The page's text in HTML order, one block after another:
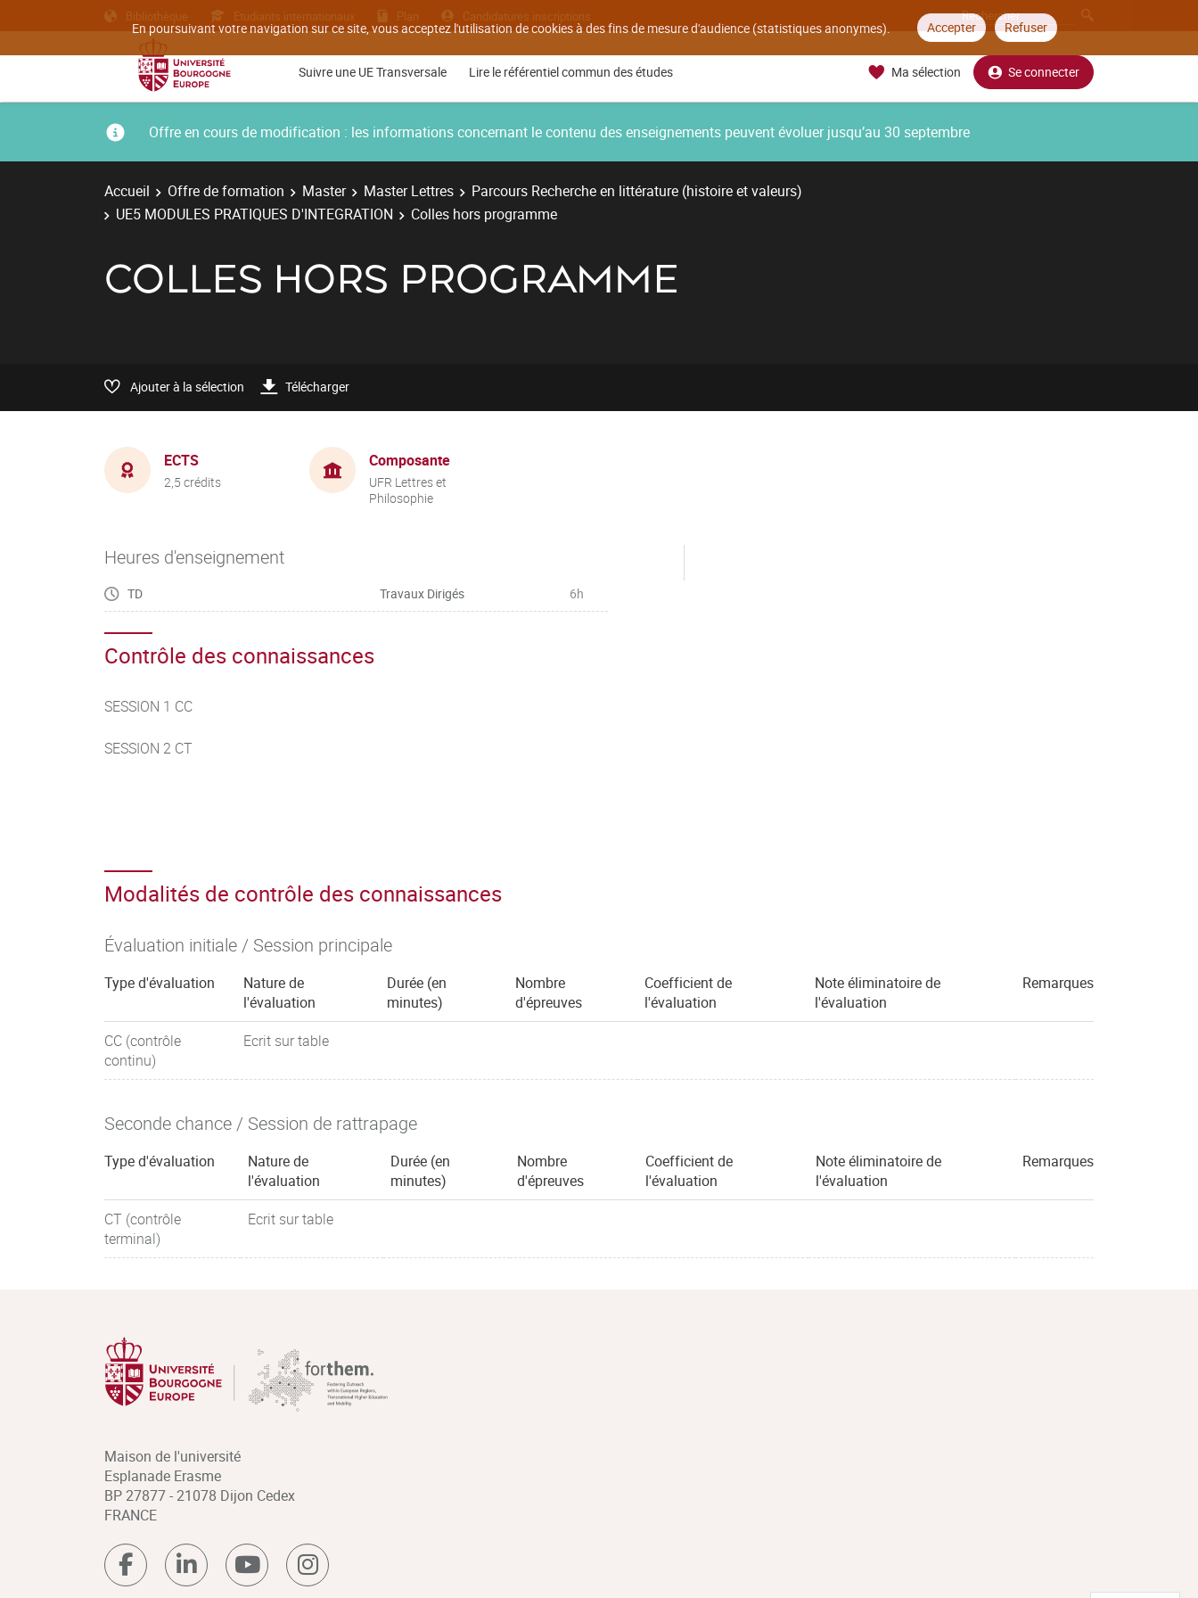
En poursuivant votre navigation sur ce site, vous acceptez l'utilisation de cookies à des fins de mesure d'audience (statistiques anonymes). Accepter Refuser
Bibliothèque Etudiants internationaux Plan Candidatures inscriptions
Suivre une UE Transversale Lire le référentiel commun des études Ma sélection Se connecter
Offre en cours de modification : les informations concernant le contenu des enseignements peuvent évoluer jusqu’au 30 septembre
Accueil Offre de formation Master Master Lettres
Parcours Recherche en littérature (histoire et valeurs)
UE5 MODULES PRATIQUES D'INTEGRATION
Colles hors programme
COLLES HORS PROGRAMME
Ajouter à la sélection Télécharger
ECTS
2,5 crédits
Composante
UFR Lettres et
Philosophie
Heures d'enseignement
TD Travaux Dirigés 6h
Contrôle des connaissances
SESSION 1 CC
SESSION 2 CT
Modalités de contrôle des connaissances
Évaluation initiale / Session principale
Type d'évaluation
Nature de
l'évaluation
Durée (en
minutes)
Nombre
d'épreuves
Coefficient de
l'évaluation
Note éliminatoire de
l'évaluation
Remarques
CC (contrôle
continu)
Ecrit sur table
Seconde chance / Session de rattrapage
Type d'évaluation
Nature de
l'évaluation
Durée (en
minutes)
Nombre
d'épreuves
Coefficient de
l'évaluation
Note éliminatoire de
l'évaluation
Remarques
CT (contrôle
terminal)
Ecrit sur table
Maison de l'université
Esplanade Erasme
BP 27877 - 21078 Dijon Cedex
FRANCE